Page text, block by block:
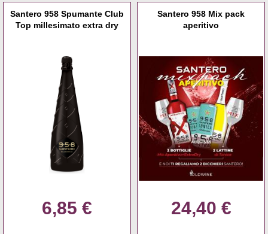
Santero 958 Spumante Club
Top millesimato extra dry
6,85 €
Santero 958 Mix pack
aperitivo
24,40 €